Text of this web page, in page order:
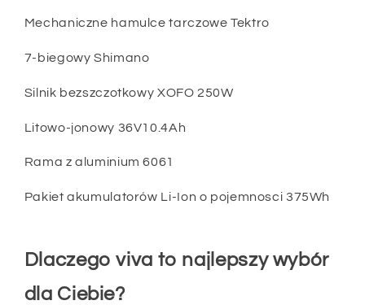
Mechaniczne hamulce tarczowe Tektro
7-biegowy Shimano
Silnik bezszczotkowy XOFO 250W
Litowo-jonowy 36V10.4Ah
Rama z aluminium 6061
Pakiet akumulatorów Li-Ion o pojemnosci 375Wh
Dlaczego viva to najlepszy wybór
dla Ciebie?